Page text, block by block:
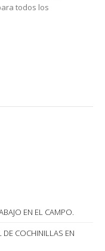
todos los
EN EL CAMPO.
COCHINILLAS EN